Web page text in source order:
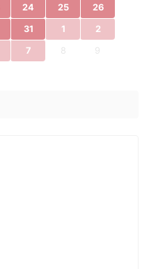
24 25 26
31 1 2
7 8 9